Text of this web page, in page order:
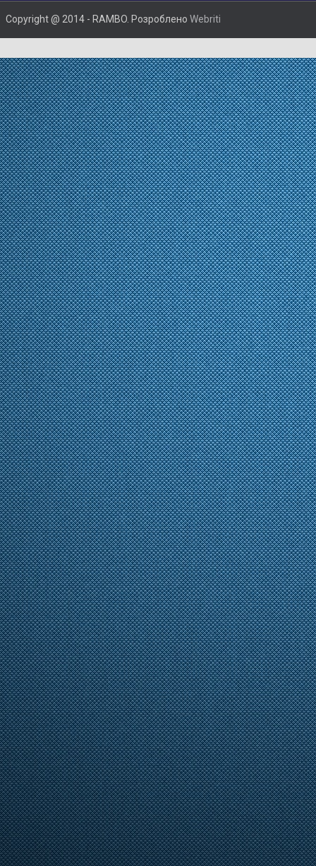
Copyright @ 2014 - RAMBO. Розроблено Webriti